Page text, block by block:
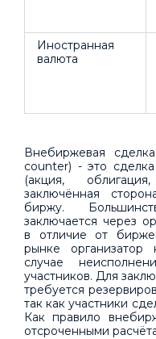
Иностранная
валюта
Внебиржевая
counter) - это
(акция,
заключённая
биржу.
заключается через
в отличие от
рынке организатор
случае
участников. Для
требуется
так как участники
Как правило
отсроченными